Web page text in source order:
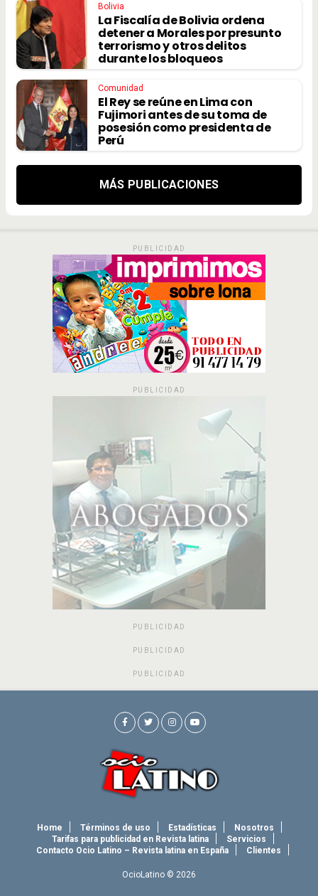
Bolivia
La Fiscalía de Bolivia ordena
detener a Morales por presunto
terrorismo y otros delitos
durante los bloqueos
Comunidad
El Rey se reúne en Lima con
Fujimori antes de su toma de
posesión como presidenta de
Perú
MÁS PUBLICACIONES
PUBLICIDAD
PUBLICIDAD
PUBLICIDAD
PUBLICIDAD
PUBLICIDAD
Home Términos de uso Estadísticas
Nosotros
Tarifas para publicidad en Revista latina
Servicios
Contacto Ocio Latino – Revista latina en España
Clientes
OcioLatino © 2026